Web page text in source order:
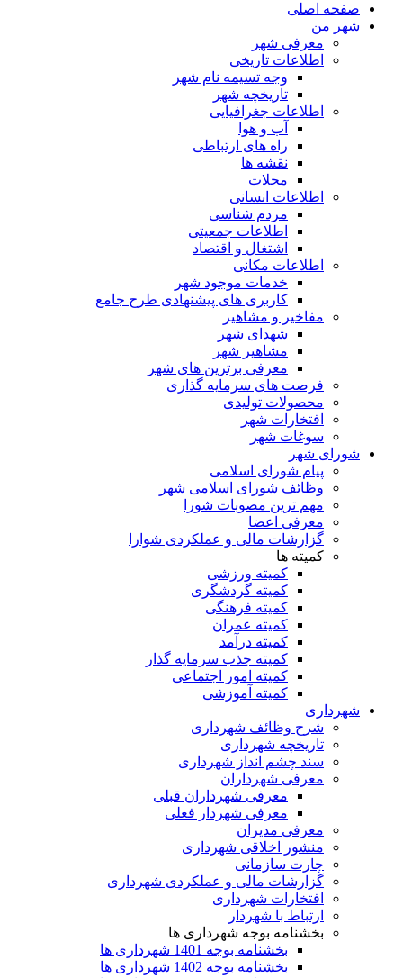
صفحه اصلی
شهر من
معرفی شهر
اطلاعات تاریخی
وجه تسیمه نام شهر
تاریخچه شهر
اطلاعات جغرافیایی
آب و هوا
راه های ارتباطی
نقشه ها
محلات
اطلاعات انسانی
مردم شناسی
اطلاعات جمعیتی
اشتغال و اقتصاد
اطلاعات مکانی
خدمات موجود شهر
کاربری های پیشنهادی طرح جامع
مفاخیر و مشاهیر
شهدای شهر
مشاهیر شهر
معرفی برترین های شهر
فرصت های سرمایه گذاری
محصولات تولیدی
افتخارات شهر
سوغات شهر
شورای شهر
پیام شورای اسلامی
وظائف شورای اسلامی شهر
مهم ترین مصوبات شورا
معرفی اعضا
گزارشات مالی و عملکردی شوارا
کمیته ها
کمیته ورزشی
کمیته گردشگری
کمیته فرهنگی
کمیته عمران
کمیته درآمد
کمیته جذب سرمایه گذار
کمیته امور اجتماعی
کمیته آموزشی
شهرداری
شرح وظائف شهرداری
تاریخچه شهرداری
سند چشم انداز شهرداری
معرفی شهرداران
معرفی شهرداران قبلی
معرفی شهردار فعلی
معرفی مدیران
منشور اخلاقی شهرداری
چارت سازمانی
گزارشات مالی و عملکردی شهرداری
افتخارات شهرداری
ارتباط با شهردار
بخشنامه بوجه شهرداری ها
بخشنامه بوجه 1401 شهرداری ها
بخشنامه بوجه 1402 شهرداری ها